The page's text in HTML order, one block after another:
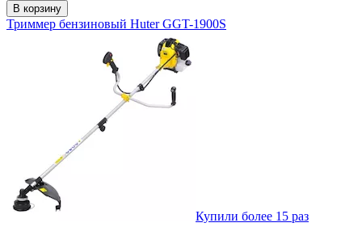
В корзину
Триммер бензиновый Huter GGT-1900S
Купили более 15 раз